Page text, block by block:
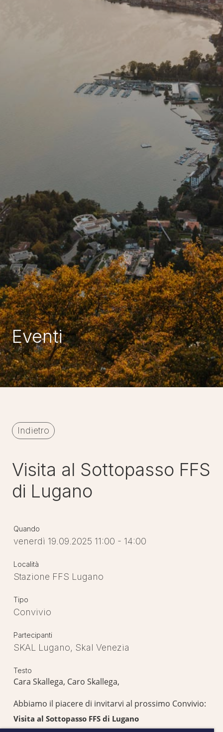
Eventi
Indietro
Visita al Sottopasso FFS
di Lugano
Quando
venerdì 19.09.2025 11:00 - 14:00
Località
Stazione FFS Lugano
Tipo
Convivio
Partecipanti
SKAL Lugano, Skal Venezia
Testo
Cara Skallega, Caro Skallega,
Abbiamo il piacere di invitarvi al prossimo Convivio:
Visita al Sottopasso FFS di Lugano